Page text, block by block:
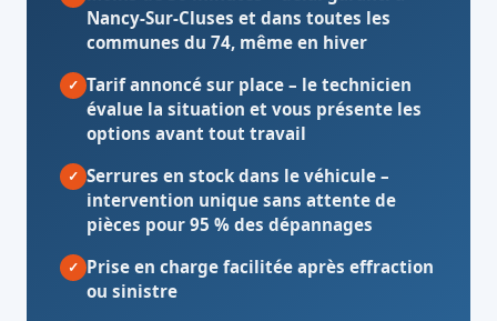
Nancy-Sur-Cluses et dans toutes les
communes du 74, même en hiver
✓ Tarif annoncé sur place – le technicien
évalue la situation et vous présente les
options avant tout travail
✓ Serrures en stock dans le véhicule –
intervention unique sans attente de
pièces pour 95 % des dépannages
✓ Prise en charge facilitée après effraction
ou sinistre